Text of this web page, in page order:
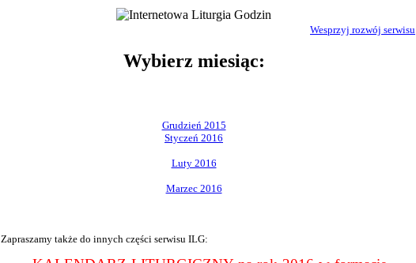
Wesprzyj rozwój serwisu
Wybierz miesiąc:
Grudzień 2015
Styczeń 2016
Luty 2016
Marzec 2016
Zapraszamy także do innych części serwisu ILG: